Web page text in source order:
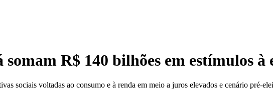
R$ 140 bilhões em estímulos à
sociais voltadas ao consumo e à renda em meio a juros elevados e cenário pré-